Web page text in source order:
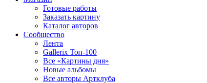
Готовые работы
Заказать картину
Каталог авторов
Сообщество
Лента
Gallerix Топ-100
Все «Картины дня»
Новые альбомы
Все авторы Артклуба